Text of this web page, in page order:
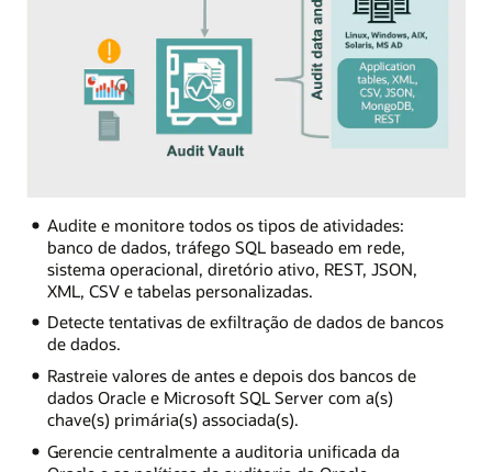
Audite e monitore todos os tipos de atividades:
banco de dados, tráfego SQL baseado em rede,
sistema operacional, diretório ativo, REST, JSON,
XML, CSV e tabelas personalizadas.
Detecte tentativas de exfiltração de dados de bancos
de dados.
Rastreie valores de antes e depois dos bancos de
dados Oracle e Microsoft SQL Server com a(s)
chave(s) primária(s) associada(s).
Gerencie centralmente a auditoria unificada da